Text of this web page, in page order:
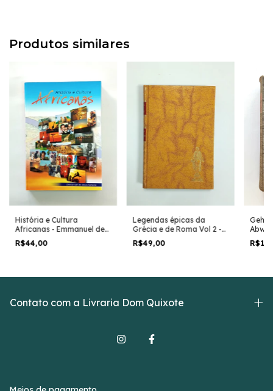
Produtos similares
História e Cultura
Africanas - Emmanuel de
Jesus Saraiva
R$44,00
Legendas épicas da
Grécia e de Roma Vol 2 -
Gustav Schwab
R$49,00
Contato com a Livraria Dom Quixote